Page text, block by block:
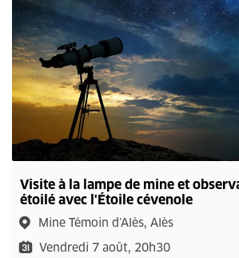
Visite à la lampe de mine et
étoilé avec l'Étoile cévenole
Mine Témoin d’Alès, Alès
Vendredi 7 août, 20h30